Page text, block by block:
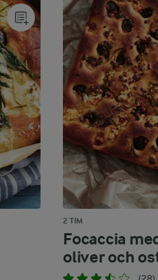
2 TIM
Focaccia
oliver och